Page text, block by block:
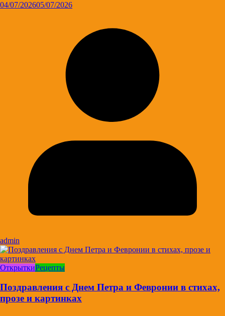
04/07/202605/07/2026
admin
ОткрыткиРецепты
Поздравления с Днем Петра и Февронии в стихах,
прозе и картинках